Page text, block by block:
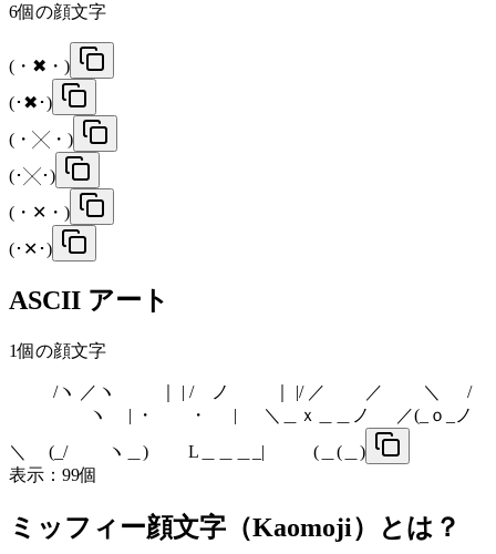
6個の顔文字
(・✖・)
(･✖･)
(・╳・)
(･╳･)
(・✕・)
(･✕･)
ASCII アート
1個の顔文字
/ヽ ／ヽ ｜ | / ノ ｜ |/ ／ ／ ＼ /
ヽ | ・ ・ | ＼＿ｘ＿＿ノ ／(_ｏ_ノ
＼ (_/ ヽ＿) L＿＿＿_| (＿(＿)
表示： 99個
ミッフィー顔文字（Kaomoji）とは？